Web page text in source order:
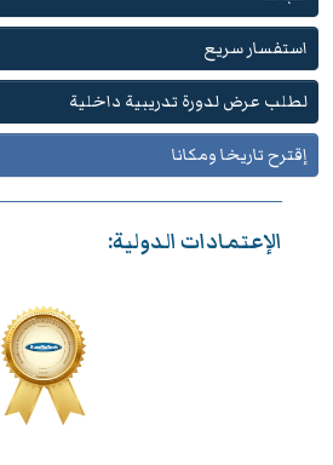
استفسار سريع
لطلب عرض لدورة تدريبية داخلية
إقترح تاريخا ومكانا
الإعتمادات الدولية: